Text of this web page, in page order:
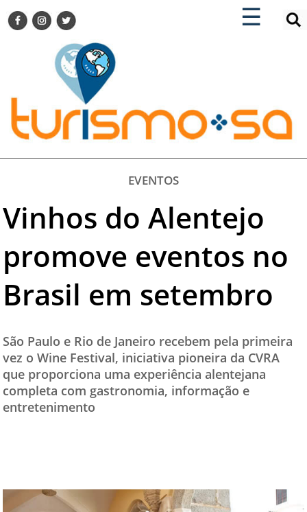
☰
×
TURISMO SA FOR BUSINESS
DESTINOS NACIONAIS
DESTINOS INTERNACIONAIS
CITY BREAK
TURISMO E MERCADO
EVENTOS
HOTELARIA
DICAS
TURISMO SA TV
ÚLTIMAS NOTÍCIAS
PARCEIROS
QUEM SOMOS - EQUIPE
×
ENCONTRE SUA NOTÍCIA
EVENTOS
Vinhos do Alentejo
promove eventos no
Brasil em setembro
São Paulo e Rio de Janeiro recebem pela primeira
vez o Wine Festival, iniciativa pioneira da CVRA
que proporciona uma experiência alentejana
completa com gastronomia, informação e
entretenimento